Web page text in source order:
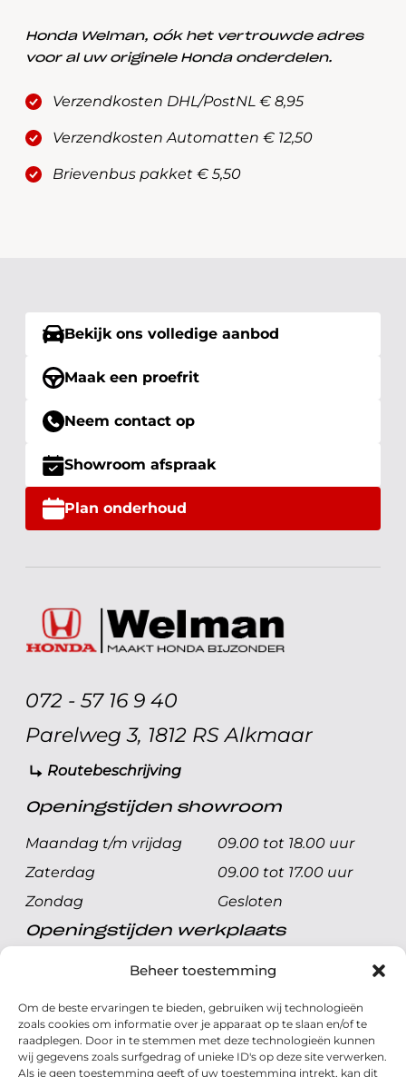
Beheer toestemming
Om de beste ervaringen te bieden, gebruiken wij technologieën
zoals cookies om informatie over je apparaat op te slaan en/of te
raadplegen. Door in te stemmen met deze technologieën kunnen
wij gegevens zoals surfgedrag of unieke ID's op deze site verwerken.
Als je geen toestemming geeft of uw toestemming intrekt, kan dit
Honda Welman, oók het vertrouwde adres
voor al uw originele Honda onderdelen.
Verzendkosten DHL/PostNL € 8,95
Verzendkosten Automatten € 12,50
Brievenbus pakket € 5,50
Bekijk ons volledige aanbod
Maak een proefrit
Neem contact op
Showroom afspraak
Plan onderhoud
072 - 57 16 9 40
Parelweg 3, 1812 RS Alkmaar
Routebeschrijving
Openingstijden showroom
Maandag t/m vrijdag
09.00 tot 18.00 uur
Zaterdag
09.00 tot 17.00 uur
Zondag
Gesloten
Openingstijden werkplaats
Maandag t/m vrijdag
08.00 tot 17.00 uur
Zondag
Gesloten
Volg ons